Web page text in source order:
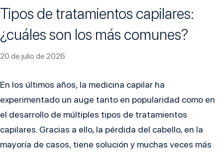
Tipos de tratamientos capilares:
¿cuáles son los más comunes?
20 de julio de 2026
En los últimos años, la medicina capilar ha
experimentado un auge tanto en popularidad como en
el desarrollo de múltiples tipos de tratamientos
capilares. Gracias a ello, la pérdida del cabello, en la
mayoría de casos, tiene solución y muchas veces más